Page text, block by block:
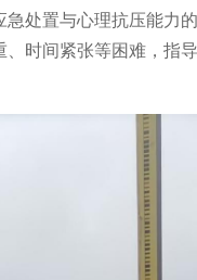
处置与心理抗压能力
时间紧张等困难，指